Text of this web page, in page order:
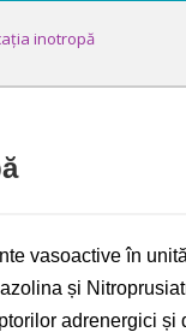
inotropă
vasoactive în
și
adrenergici